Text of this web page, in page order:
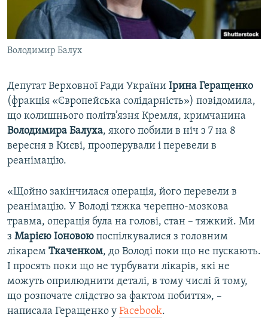
ВІДЕОУРОКИ «ELIFBE»
СВІДЧЕННЯ ОКУПАЦІЇ
УКРАЇНСЬКА ПРОБЛЕМА КРИМУ
Русский
Qırımtatar
Усі сайти RFE/RL
Володимир Балух
Депутат Верховної Ради України Ірина Геращенко
(фракція «Європейська солідарність») повідомила,
що колишнього політв’язня Кремля, кримчанина
Володимира Балуха, якого побили в ніч з 7 на 8
вересня в Києві, прооперували і перевели в
реанімацію.
«Щойно закінчилася операція, його перевели в
реанімацію. У Володі тяжка черепно-мозкова
травма, операція була на голові, стан – тяжкий. Ми
з Марією Іоновою поспілкувалися з головним
лікарем Ткаченком, до Володі поки що не пускають.
І просять поки що не турбувати лікарів, які не
можуть оприлюднити деталі, в тому числі й тому,
що розпочате слідство за фактом побиття», –
написала Геращенко у Facebook.